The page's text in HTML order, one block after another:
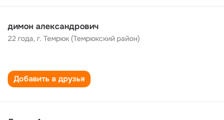
димон александрович
22 года,г. Темрюк (Темрюкский район)
Добавить в друзья